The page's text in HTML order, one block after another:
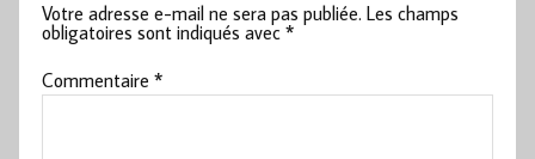
Votre adresse e-mail ne sera pas publiée. Les champs
obligatoires sont indiqués avec*
Commentaire*